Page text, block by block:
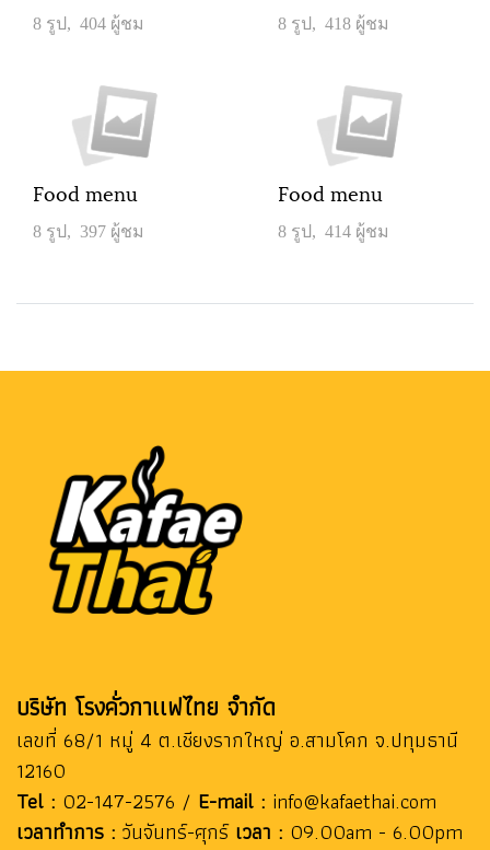
8 รูป, 404 ผู้ชม 8 รูป, 418 ผู้ชม
Food menu
8 รูป, 397 ผู้ชม
Food menu
8 รูป, 414 ผู้ชม
บริษัท โรงคั่วกาเเฟไทย จำกัด
เลขที่ 68/1 หมู่ 4 ต.เชียงรากใหญ่ อ.สามโคก จ.ปทุมธานี
12160
Tel : 02-147-2576 / E-mail : info@kafaethai.com
เวลาทำการ : วันจันทร์-ศุกร์เวลา : 09.00am - 6.00pm